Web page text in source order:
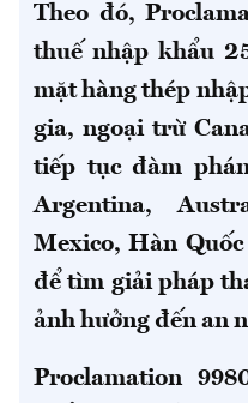
Theo đó,
thuế nhập khẩu
mặt hàng thép
gia, ngoại trừ
tiếp tục đàm
Argentina,
Mexico, Hàn
để tìm giải pháp
ảnh hưởng đến an
Proclamation